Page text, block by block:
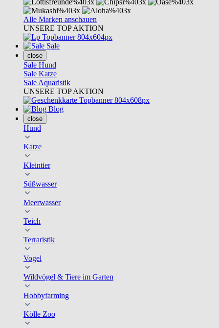
Alle Marken anschauen
UNSERE TOP AKTION
Sale
close
Sale Hund
Sale Katze
Sale Aquaristik
UNSERE TOP AKTION
Blog
close
Hund
Katze
Kleintier
Süßwasser
Meerwasser
Teich
Terraristik
Vogel
Wildvögel & Tiere im Garten
Hobbyfarming
Kölle Zoo